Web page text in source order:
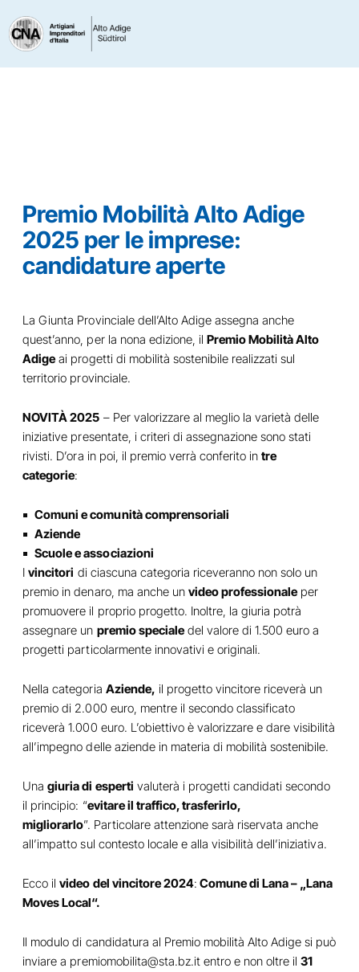
Premio Mobilità Alto Adige
2025 per le imprese:
candidature aperte
La Giunta Provinciale dell’Alto Adige assegna anche
quest’anno, per la nona edizione, il Premio Mobilità Alto
Adigeai progetti di mobilità sostenibile realizzati sul
territorio provinciale.
NOVITÀ 2025 – Per valorizzare al meglio la varietà delle
iniziative presentate, i criteri di assegnazione sono stati
rivisti. D’ora in poi, il premio verrà conferito intre
categorie:
Comuni e comunità comprensoriali
Aziende
Scuole e associazioni
Ivincitori di ciascuna categoria riceveranno non solo un
premio in denaro, ma anche un video professionaleper
promuovere il proprio progetto. Inoltre, la giuria potrà
assegnare un premio specialedel valore di 1.500 euro a
progetti particolarmente innovativi e originali.
Nella categoria Aziende, il progetto vincitore riceverà un
premio di 2.000 euro, mentre il secondo classificato
riceverà 1.000 euro. L’obiettivo è valorizzare e dare visibilità
all’impegno delle aziende in materia di mobilità sostenibile.
Unagiuria di esperti valuterà i progetti candidati secondo
il principio: “evitare il traffico, trasferirlo,
migliorarlo”. Particolare attenzione sarà riservata anche
all’impatto sul contesto locale e alla visibilità dell’iniziativa.
Ecco ilvideo del vincitore 2024: Comune di Lana – „Lana
Moves Local“.
Il modulo di candidatura al Premio mobilità Alto Adige si può
inviare a premiomobilita@sta.bz.itentro e non oltre il31